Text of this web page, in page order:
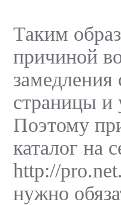
Таким
причиной
замедления
страницы и
Поэтому
каталог на
http://
нужно